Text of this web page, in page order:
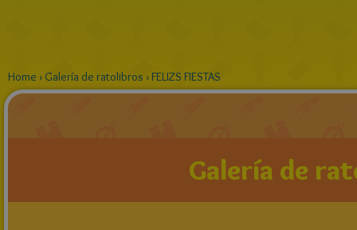
Home › Galería de ratolibros ›FELIZS FIESTAS
Galería de